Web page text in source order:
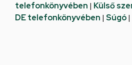
telefonkönyvében | Külső
DE telefonkönyvében | Súgó|